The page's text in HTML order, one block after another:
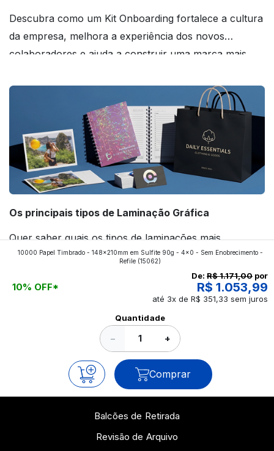
Descubra como um Kit Onboarding fortalece a cultura
da empresa, melhora a experiência dos novos
colaboradores e ajuda a construir uma marca mais
Os principais tipos de Laminação Gráfica
Quer saber quais os tipos de laminações mais
aplicados nos impressos da gráfica FuturaIM? Então,
continue a leitura que vamos revelar para você!
10000 Papel Timbrado - 148x210mm em Sulfite 90g - 4x0 - Sem Enobrecimento -
Refile (15062)
10% OFF*
De: R$ 1.171,00 por
R$ 1.053,99
até 3x de R$ 351,33 sem juros
Quantidade
− +
Comprar
Balcões de Retirada
Revisão de Arquivo